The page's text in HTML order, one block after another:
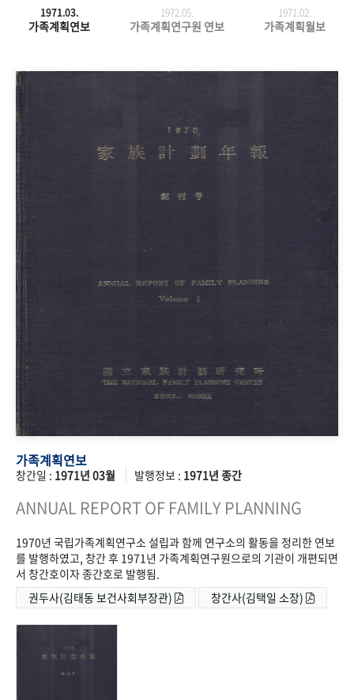
1971.03.
가족계획연보
1972.05.
가족계획연구원 연보
1971.02.
가족계획월보
가족계획연보
창간일 : 1971년 03월 발행정보 : 1971년 종간
ANNUAL REPORT OF FAMILY PLANNING
1970년 국립가족계획연구소 설립과 함께 연구소의 활동을 정리한 연보
를 발행하였고, 창간 후 1971년 가족계획연구원으로의 기관이 개편되면
서 창간호이자 종간호로 발행됨.
권두사(김태동 보건사회부장관)
창간사(김택일 소장)